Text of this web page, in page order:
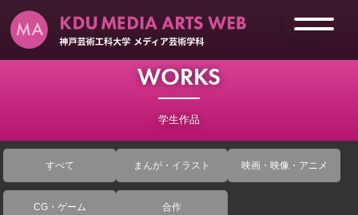
WORKS
学生作品
すべて まんが・イラスト 映画・映像・アニメ
CG・ゲーム 合作